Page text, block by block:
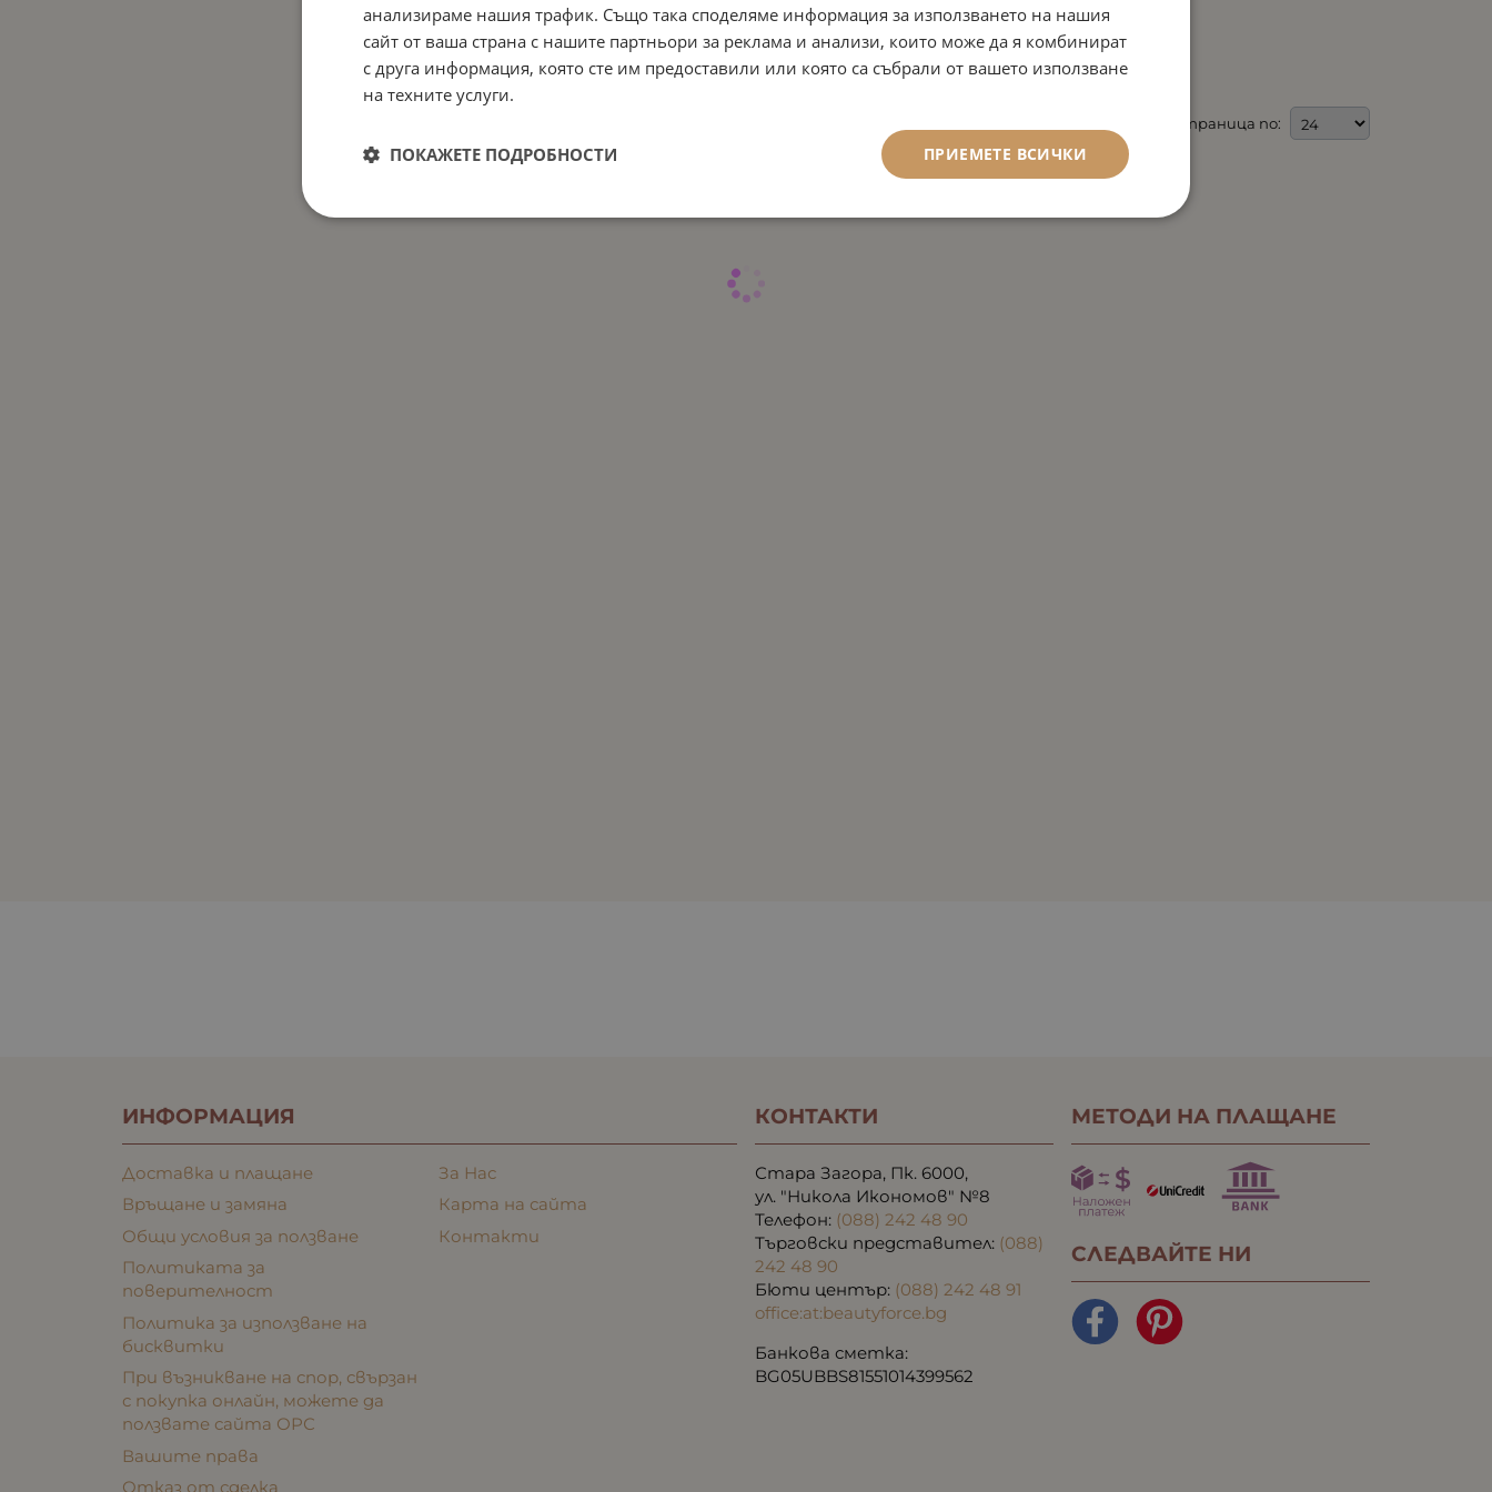
Ефект: Блясък, избистряне,
освежаване
Тип кожа: Суха,
дехидратирана кожа
На страница по:
ИНФОРМАЦИЯ
Доставка и плащане
Връщане и замяна
Общи условия за ползване
Политиката за
поверителност
Политика за използване на
бисквитки
При възникване на спор, свързан
с покупка онлайн, можете да
ползвате сайта ОРС
Вашите права
Отказ от сделка
За Нас
Карта на сайта
Контакти
КОНТАКТИ
Стара Загора, Пк. 6000,
ул. "Никола Икономов" №8
Телефон: (088) 242 48 90
Търговски представител: (088)
242 48 90
Бюти център: (088) 242 48 91
office:at:beautyforce.bg
Банкова сметка:
BG05UBBS81551014399562
МЕТОДИ НА ПЛАЩАНЕ
СЛЕДВАЙТЕ НИ
анализираме нашия трафик. Също така споделяме информация за използването на нашия
сайт от ваша страна с нашите партньори за реклама и анализи, които може да я комбинират
с друга информация, която сте им предоставили или която са събрали от вашето използване
на техните услуги.
ПРИЕМЕТЕ ВСИЧКИ
ПОКАЖЕТЕ ПОДРОБНОСТИ